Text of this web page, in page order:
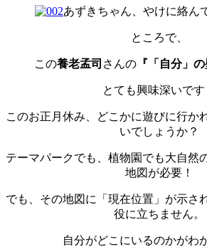
あずきちゃん、やけに絡ん
ところで、
この養老孟司 さんの 『「自分」の
とても興味深いです
このお正月休み、どこかに遊びに行か
いでしょうか？
テーマパークでも、植物園でも大自然
地図が必要！
でも、その地図に「現在位置」が示さ
役に立ちません。
自分がどこにいるのかがわ